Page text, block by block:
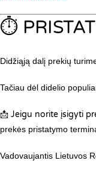
⏱️
Didžiąją dalį prekių
Tačiau dėl didelio
📩 Jeigu norite įsigyti
prekės pristatymo
Vadovaujantis Lietuvos